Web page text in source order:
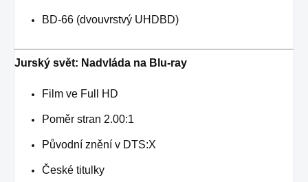
BD-66 (dvouvrstvý UHDBD)
Jurský svět: Nadvláda na Blu-ray
Film ve Full HD
Poměr stran 2.00:1
Původní znění v DTS:X
České titulky